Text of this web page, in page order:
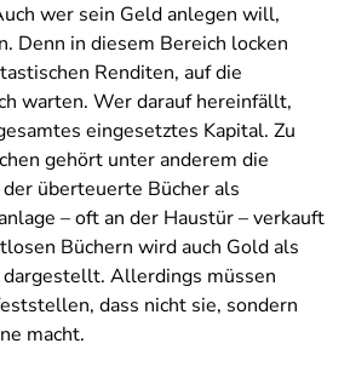
wer sein Geld anlegen will,
Denn in diesem Bereich locken
Renditen, auf die
warten. Wer darauf hereinfällt,
eingesetztes Kapital. Zu
gehört unter anderem die
überteuerte Bücher als
– oft an der Haustür – verkauft
Büchern wird auch Gold als
Allerdings müssen
dass nicht sie, sondern
macht.